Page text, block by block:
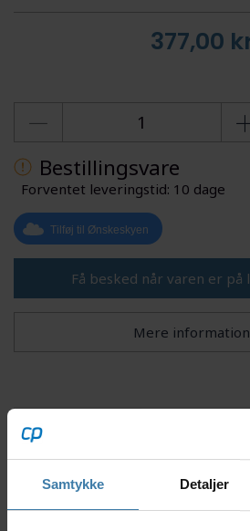
Samtykke Detaljer
377,00
Bestillingsvare
Forventet leveringstid: 10 dage
Tilføj til Ønskeskyen
Få besked når varen er på
Mere information
Beskrivelse
Dette Shimano bagnav er 12mm
anvendes til mountainbike eller